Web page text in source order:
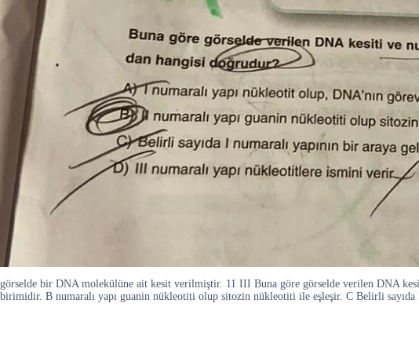
görselde bir DNA molekülüne ait kesit verilmiştir. 11 III Buna göre görselde verilen DNA
birimidir. B numaralı yapı guanin nükleotiti olup sitozin nükleotiti ile eşleşir. C Belirli